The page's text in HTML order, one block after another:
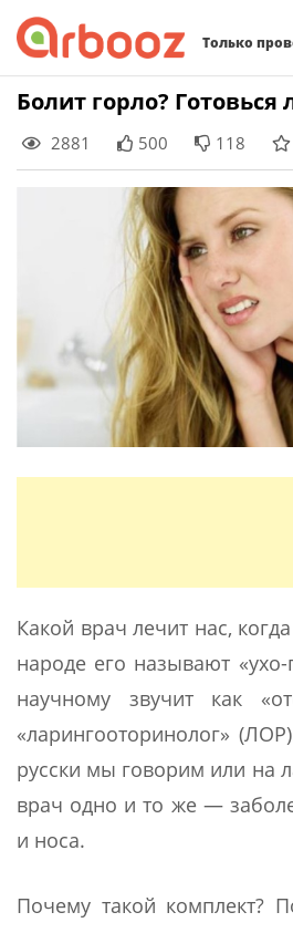
Только
Skip
content
Болит горло?
2881 500 118
Какой врач лечит нас,
народе его называют
научному звучит как
«ларингооторинолог»
русски мы говорим или на
врач одно и то же —
и носа.
Почему такой комплект?
Найти: